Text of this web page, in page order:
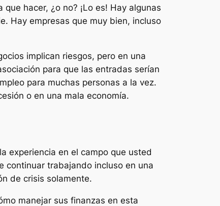
hacer, ¿o no? ¡Lo es! Hay algunas
Hay empresas que muy bien, incluso
implican riesgos, pero en una
para que las entradas serían
para muchas personas a la vez.
o en una mala economía.
experiencia en el campo que usted
continuar trabajando incluso en una
de crisis solamente.
manejar sus finanzas en esta